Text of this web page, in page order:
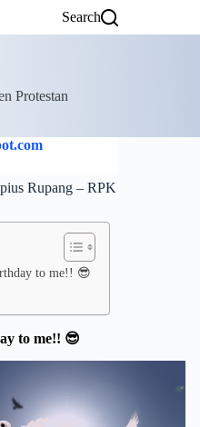
Search
Protestan
Rupang – RPK
to me!! 😎
to me!! 😎